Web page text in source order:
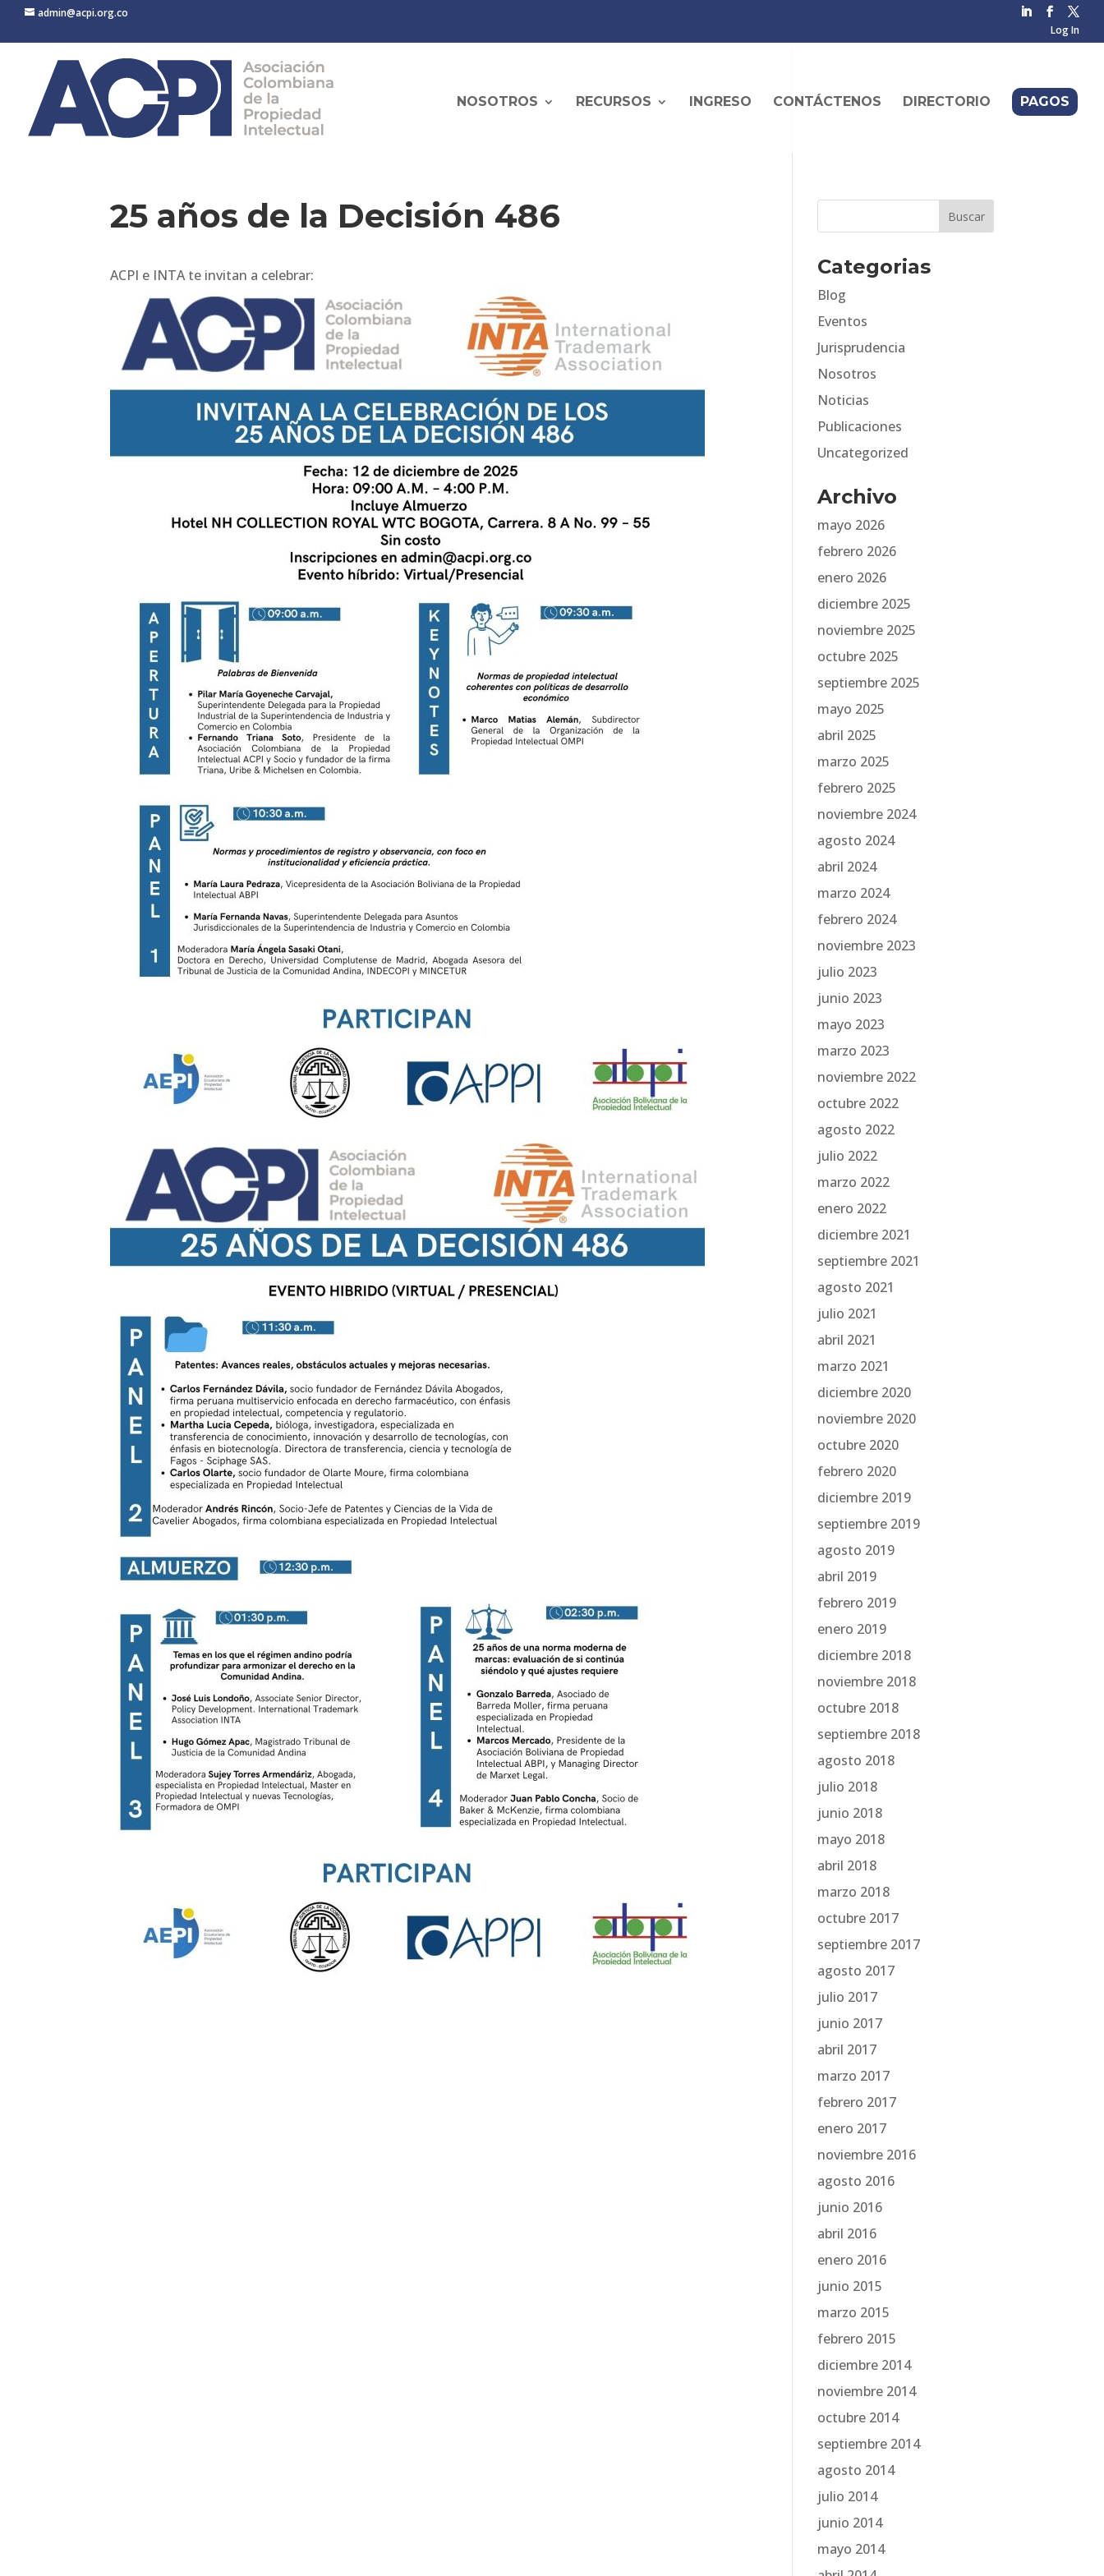
admin@acpi.org.co
Log In
NOSOTROS RECURSOS INGRESO CONTÁCTENOS DIRECTORIO PAGOS
25 años de la Decisión 486
ACPI e INTA te invitan a celebrar: Categorias
Blog
Eventos
Jurisprudencia
Nosotros
Noticias
Publicaciones
Uncategorized
Archivo
mayo 2026
febrero 2026
enero 2026
diciembre 2025
noviembre 2025
octubre 2025
septiembre 2025
mayo 2025
abril 2025
marzo 2025
febrero 2025
noviembre 2024
agosto 2024
abril 2024
marzo 2024
febrero 2024
noviembre 2023
julio 2023
junio 2023
mayo 2023
marzo 2023
noviembre 2022
octubre 2022
agosto 2022
julio 2022
marzo 2022
enero 2022
diciembre 2021
septiembre 2021
agosto 2021
julio 2021
abril 2021
marzo 2021
diciembre 2020
noviembre 2020
octubre 2020
febrero 2020
diciembre 2019
septiembre 2019
agosto 2019
abril 2019
febrero 2019
enero 2019
diciembre 2018
noviembre 2018
octubre 2018
septiembre 2018
agosto 2018
julio 2018
junio 2018
mayo 2018
abril 2018
marzo 2018
octubre 2017
septiembre 2017
agosto 2017
julio 2017
junio 2017
abril 2017
marzo 2017
febrero 2017
enero 2017
noviembre 2016
agosto 2016
junio 2016
abril 2016
enero 2016
junio 2015
marzo 2015
febrero 2015
diciembre 2014
noviembre 2014
octubre 2014
septiembre 2014
agosto 2014
julio 2014
junio 2014
mayo 2014